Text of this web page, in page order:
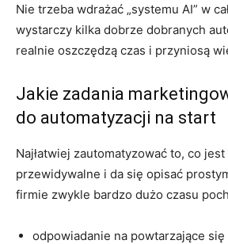
Nie trzeba wdrażać „systemu AI” w
wystarczy kilka dobrze dobranych
realnie oszczędzą czas i przyniosą
Jakie zadania
do automatyzacji na start
Najłatwiej zautomatyzować to, co
przewidywalne i da się opisać
firmie zwykle bardzo dużo czasu
odpowiadanie na powtarzające